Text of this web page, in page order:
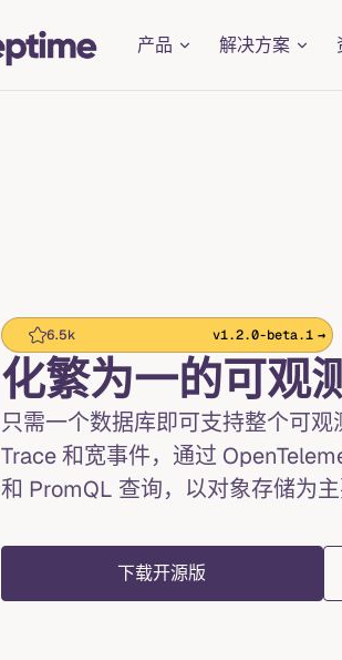
产品
解决方案
6.5k v1.2.0-beta.1 →
化繁为一的可观
只需一个数据库即可支持整个可观
Trace 和宽事件，通过
和 PromQL 查询，以对象存储为主
下载开源版